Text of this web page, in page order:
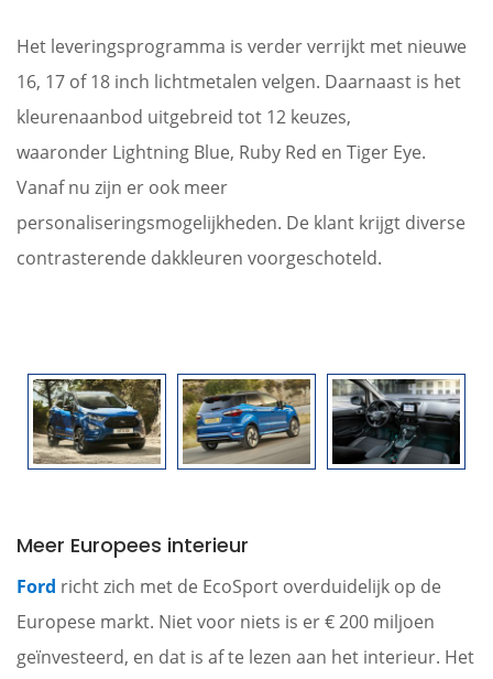
Het leveringsprogramma is verder verrijkt met nieuwe
16, 17 of 18 inch lichtmetalen velgen. Daarnaast is het
kleurenaanbod uitgebreid tot 12 keuzes,
waaronder Lightning Blue, Ruby Red en Tiger Eye.
Vanaf nu zijn er ook meer
personaliseringsmogelijkheden. De klant krijgt diverse
contrasterende dakkleuren voorgeschoteld.
Meer Europees interieur
Ford richt zich met de EcoSport overduidelijk op de
Europese markt. Niet voor niets is er € 200 miljoen
geïnvesteerd, en dat is af te lezen aan het interieur. Het